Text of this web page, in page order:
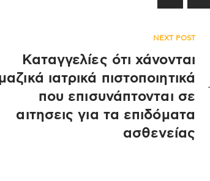
NEXT POST
Καταγγελίες ότι χάνονται
ιατρικά πιστοποιητικά
που επισυνάπτονται σε
αιτησεις για τα επιδόματα
ασθενείας